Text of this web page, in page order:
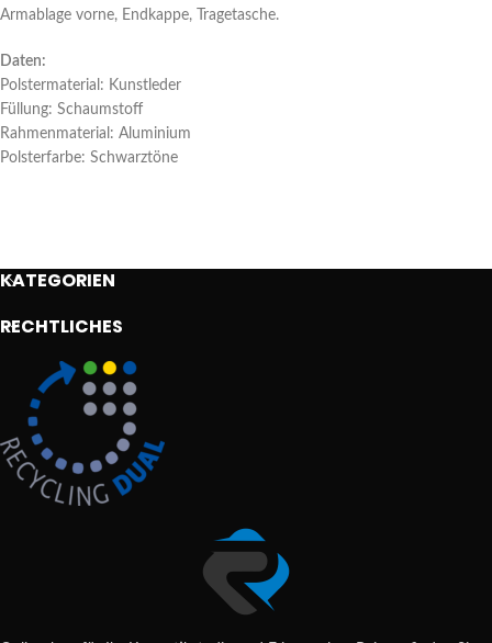
Armablage vorne, Endkappe, Tragetasche.
Daten:
Polstermaterial: Kunstleder
Füllung: Schaumstoff
Rahmenmaterial: Aluminium
Polsterfarbe: Schwarztöne
KATEGORIEN
RECHTLICHES